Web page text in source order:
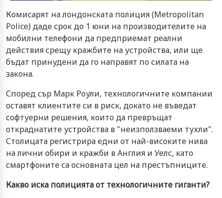
Комисарят на лондонската полиция (Metropolitan
Police) даде срок до 1 юни на производителите на
мобилни телефони да предприемат реални
действия срещу кражбите на устройства, или ще
бъдат принудени да го направят по силата на
закона.
Според сър Марк Роули, технологичните компании
оставят клиентите си в риск, докато не въведат
софтуерни решения, които да превръщат
откраднатите устройства в "неизползваеми тухли".
Столицата регистрира едни от най-високите нива
на лични обири и кражби в Англия и Уелс, като
смартфоните са основната цел на престъпниците.
Какво иска полицията от технологичните гиганти?